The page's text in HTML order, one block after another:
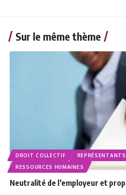
Sur le même thème
DROIT COLLECTIF
RESSOURCES HUMAINES
Neutralité de l’employeur et